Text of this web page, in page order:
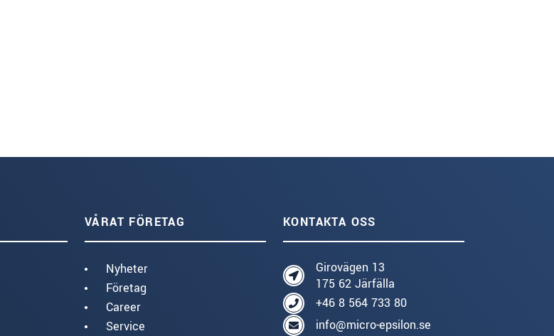
VÅRAT FÖRETAG
Nyheter
Företag
Career
Service
KONTAKTA OSS
Girovägen 13
175 62 Järfälla
+46 8 564 733 80
info@micro-epsilon.se